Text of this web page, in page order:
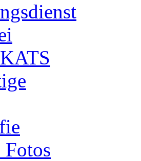
Fotos